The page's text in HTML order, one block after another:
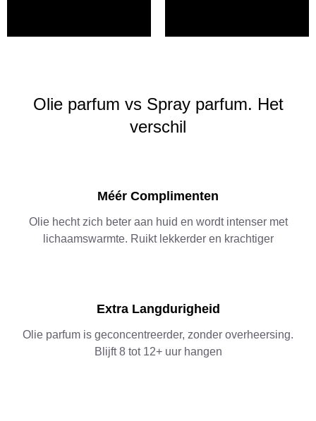
Olie parfum vs Spray parfum. Het
verschil
Méér Complimenten
Olie hecht zich beter aan huid en wordt intenser met
lichaamswarmte. Ruikt lekkerder en krachtiger
Extra Langdurigheid
Olie parfum is geconcentreerder, zonder overheersing.
Blijft 8 tot 12+ uur hangen